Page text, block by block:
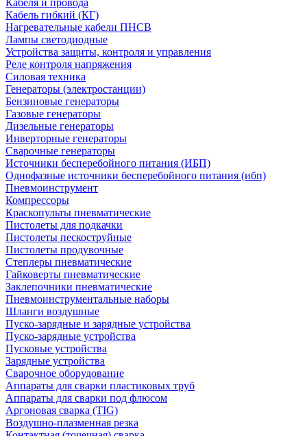
Кабеля и провода
Кабель гибкий (КГ)
Нагревательные кабели ПНСВ
Лампы светодиодные
Устройства защиты, контроля и управления
Реле контроля напряжения
Силовая техника
Генераторы (электростанции)
Бензиновые генераторы
Газовые генераторы
Дизельные генераторы
Инверторные генераторы
Сварочные генераторы
Источники бесперебойного питания (ИБП)
Однофазные источники бесперебойного питания (ибп)
Пневмоинструмент
Компрессоры
Краскопульты пневматические
Пистолеты для подкачки
Пистолеты пескоструйные
Пистолеты продувочные
Степлеры пневматические
Гайковерты пневматические
Заклепочники пневматические
Пневмоинструментальные наборы
Шланги воздушные
Пуско-зарядные и зарядные устройства
Пуско-зарядные устройства
Пусковые устройства
Зарядные устройства
Сварочное оборудование
Аппараты для сварки пластиковых труб
Аппараты для сварки под флюсом
Аргоновая сварка (TIG)
Воздушно-плазменная резка